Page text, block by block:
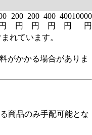
円
200
円
200
円
400
円
400
円
10000
円
れています。
がかかる場合がありま
商品のみ手配可能とな